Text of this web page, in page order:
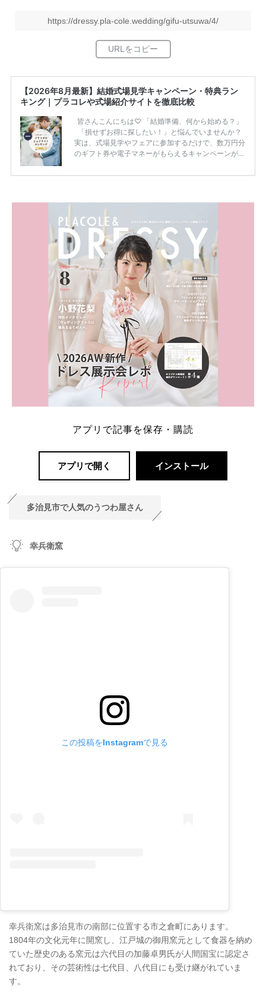
https://dressy.pla-cole.wedding/gifu-utsuwa/4/
【2026年8月最新】結婚式場見学キャンペーン・特典ラン
キング｜プラコレや式場紹介サイトを徹底比較
皆さんこんにちは♡ 「結婚準備、何から始める？」
「損せずお得に探したい！」と悩んでいませんか？
実は、式場見学やフェアに参加するだけで、数万円分
のギフト券や電子マネーがもらえるキャンペーンがあ
ため、比較せずに選ぶと損をしてしまうことも……。
内容：特典金額・条件・応募方法・注意点 「どこが
一番お得？」「プラコレの特典は？」といった疑問も
解決します。 まずは診断で候補を絞れる「ウェディ
ング診断」か、体験型 […]
続きを読む
アプリで記事を保存・購読
アプリで開く インストール
多治見市で人気のうつわ屋さん
幸兵衛窯
この投稿をInstagramで見る
幸兵衛窯は多治見市の南部に位置する市之倉町にあります。
1804年の文化元年に開窯し、江戸城の御用窯元として食器を納め
ていた歴史のある窯元は六代目の加藤卓男氏が人間国宝に認定さ
れており、その芸術性は七代目、八代目にも受け継がれていま
す。